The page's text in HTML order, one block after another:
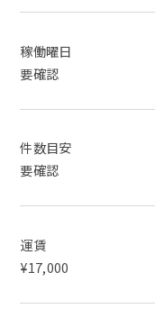
稼働曜日
要確認
件数目安
要確認
運賃
¥17,000